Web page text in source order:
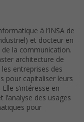
à l’INSA de
et docteur en
la communication.
architecture de
les entreprises des
pour capitaliser leurs
s’intéresse en
des usages
pour